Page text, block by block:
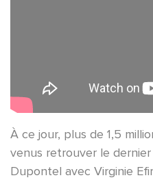
À ce jour, plus de 1,5
venus retrouver le
Dupontel avec Virginie